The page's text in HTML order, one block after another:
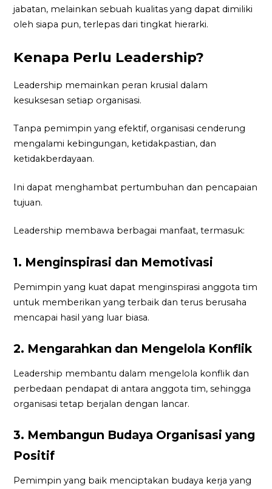
jabatan, melainkan sebuah kualitas yang dapat dimiliki
oleh siapa pun, terlepas dari tingkat hierarki.
Kenapa Perlu Leadership?
Leadership memainkan peran krusial dalam
kesuksesan setiap organisasi.
Tanpa pemimpin yang efektif, organisasi cenderung
mengalami kebingungan, ketidakpastian, dan
ketidakberdayaan.
Ini dapat menghambat pertumbuhan dan pencapaian
tujuan.
Leadership membawa berbagai manfaat, termasuk:
1. Menginspirasi dan Memotivasi
Pemimpin yang kuat dapat menginspirasi anggota tim
untuk memberikan yang terbaik dan terus berusaha
mencapai hasil yang luar biasa.
2. Mengarahkan dan Mengelola Konflik
Leadership membantu dalam mengelola konflik dan
perbedaan pendapat di antara anggota tim, sehingga
organisasi tetap berjalan dengan lancar.
3. Membangun Budaya Organisasi yang
Positif
Pemimpin yang baik menciptakan budaya kerja yang